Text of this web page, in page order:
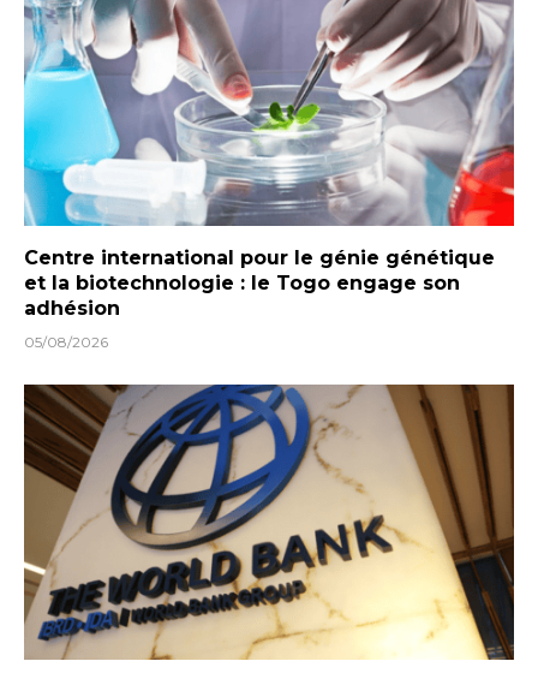
Centre international pour le génie génétique
et la biotechnologie : le Togo engage son
adhésion
05/08/2026